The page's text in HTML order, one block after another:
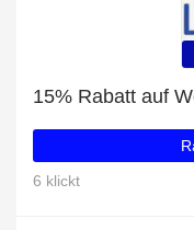
15% Rabatt auf
6 klickt